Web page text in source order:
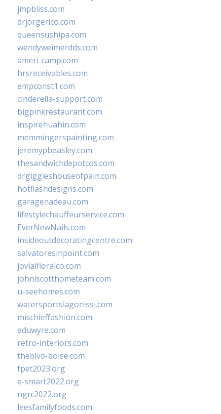
jmpbliss.com
drjorgerico.com
queensushipa.com
wendyweimerdds.com
ameri-camp.com
hrsreceivables.com
empconst1.com
cinderella-support.com
bigpinkrestaurant.com
inspirehuahin.com
memmingerspainting.com
jeremypbeasley.com
thesandwichdepotcos.com
drgiggleshouseofpain.com
hotflashdesigns.com
garagenadeau.com
lifestylechauffeurservice.com
EverNewNails.com
insideoutdecoratingcentre.com
salvatoresinpoint.com
jovialfloralco.com
johnlscotthometeam.com
u-seehomes.com
watersportslagonissi.com
mischieffashion.com
eduwyre.com
retro-interiors.com
theblvd-boise.com
fpet2023.org
e-smart2022.org
ngrc2022.org
leesfamilyfoods.com